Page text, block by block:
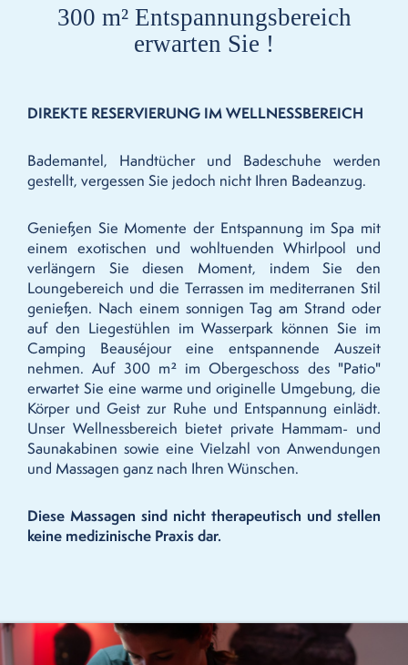
300 m² Entspannungsbereich
erwarten Sie !
DIREKTE RESERVIERUNG IM WELLNESSBEREICH
Bademantel, Handtücher und Badeschuhe werden
gestellt, vergessen Sie jedoch nicht Ihren Badeanzug.
Genießen Sie Momente der Entspannung im Spa mit
einem exotischen und wohltuenden Whirlpool und
verlängern Sie diesen Moment, indem Sie den
Loungebereich und die Terrassen im mediterranen Stil
genießen. Nach einem sonnigen Tag am Strand oder
auf den Liegestühlen im Wasserpark können Sie im
Camping Beauséjour eine entspannende Auszeit
nehmen. Auf 300 m² im Obergeschoss des "Patio"
erwartet Sie eine warme und originelle Umgebung, die
Körper und Geist zur Ruhe und Entspannung einlädt.
Unser Wellnessbereich bietet private Hammam- und
Saunakabinen sowie eine Vielzahl von Anwendungen
und Massagen ganz nach Ihren Wünschen.
Diese Massagen sind nicht therapeutisch und stellen
keine medizinische Praxis dar.